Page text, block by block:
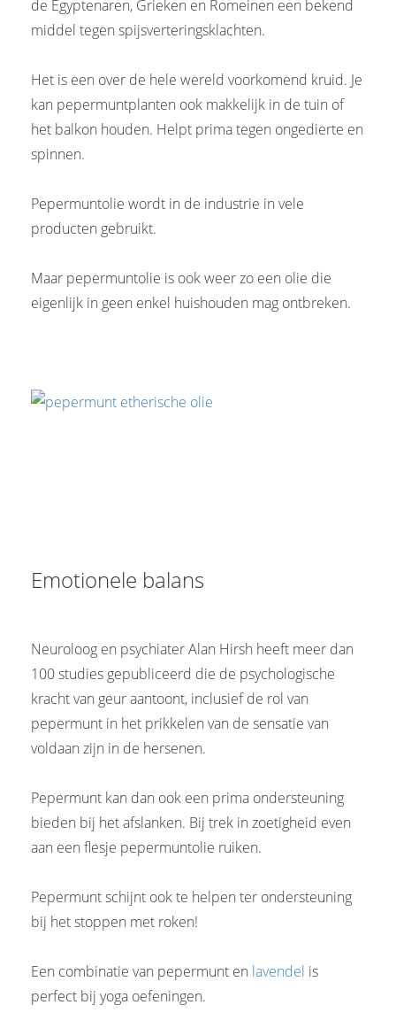
de Egyptenaren, Grieken en Romeinen een bekend
middel tegen spijsverteringsklachten.
Het is een over de hele wereld voorkomend kruid. Je
kan pepermuntplanten ook makkelijk in de tuin of
het balkon houden. Helpt prima tegen ongedierte en
spinnen.
Pepermuntolie wordt in de industrie in vele
producten gebruikt.
Maar pepermuntolie is ook weer zo een olie die
eigenlijk in geen enkel huishouden mag ontbreken.
Emotionele balans
Neuroloog en psychiater Alan Hirsh heeft meer dan
100 studies gepubliceerd die de psychologische
kracht van geur aantoont, inclusief de rol van
pepermunt in het prikkelen van de sensatie van
voldaan zijn in de hersenen.
Pepermunt kan dan ook een prima ondersteuning
bieden bij het afslanken. Bij trek in zoetigheid even
aan een flesje pepermuntolie ruiken.
Pepermunt schijnt ook te helpen ter ondersteuning
bij het stoppen met roken!
Een combinatie van pepermunt en lavendel is
perfect bij yoga oefeningen.